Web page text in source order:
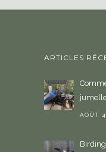
ARTICLES
AOÛT